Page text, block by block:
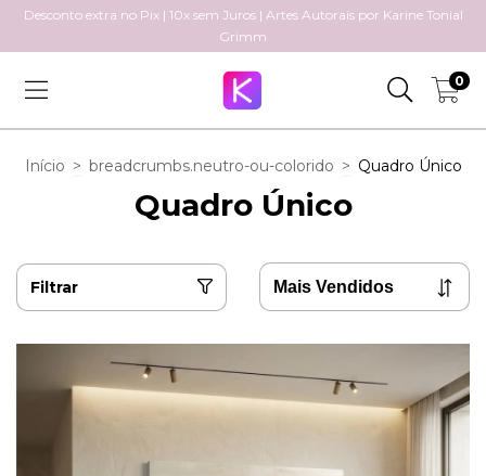
Desconto extra no Pix | 10x sem Juros | Artes Autorais por Karine Tonial
Grimm
0
Início > breadcrumbs.neutro-ou-colorido > Quadro Único
Quadro Único
Filtrar